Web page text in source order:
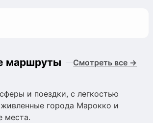
маршруты Смотреть все →
и поездки, с легкостью
города Марокко и
места.